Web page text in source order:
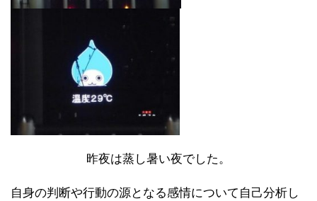
昨夜は蒸し暑い夜でした。
自身の判断や行動の源となる感情について自己分析し